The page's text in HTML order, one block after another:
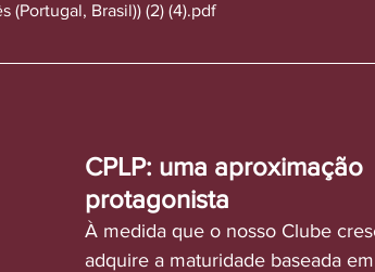
(Portugal, Brasil)) (2) (4).pdf
CPLP: uma aproximação
protagonista
À medida que o nosso Clube
adquire a maturidade baseada